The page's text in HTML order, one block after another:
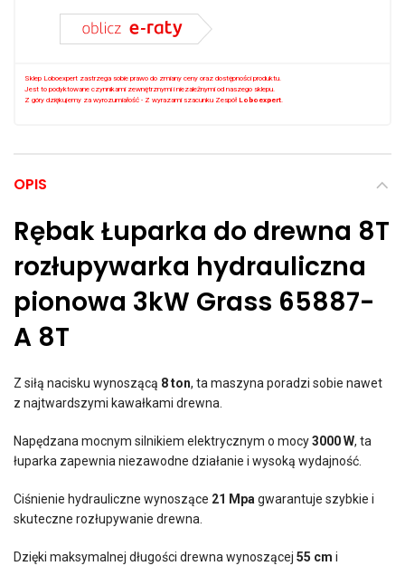
Sklep Loboexpert zastrzega sobie prawo do zmiany ceny oraz dostępności produktu.
Jest to podyktowane czynnikami zewnętrznymi i niezależnymi od naszego sklepu.
Z góry dziękujemy za wyrozumiałość - Z wyrazami szacunku Zespół Loboexpert.
OPIS
Rębak Łuparka do drewna 8T
rozłupywarka hydrauliczna
pionowa 3kW Grass 65887-
A 8T
Z siłą nacisku wynoszącą 8 ton, ta maszyna poradzi sobie nawet
z najtwardszymi kawałkami drewna.
Napędzana mocnym silnikiem elektrycznym o mocy3000 W, ta
łuparka zapewnia niezawodne działanie i wysoką wydajność.
Ciśnienie hydrauliczne wynoszące 21 Mpagwarantuje szybkie i
skuteczne rozłupywanie drewna.
Dzięki maksymalnej długości drewna wynoszącej 55 cm i